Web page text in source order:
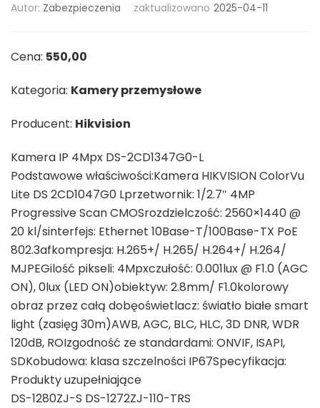
Autor: Zabezpieczenia zaktualizowano 2025-04-11
Cena: 550,00
Kategoria: Kamery przemysłowe
Producent: Hikvision
Kamera IP 4Mpx DS-2CD1347G0-L
Podstawowe właściwości:Kamera HIKVISION ColorVu
Lite DS 2CD1047G0 Lprzetwornik: 1/2.7″ 4MP
Progressive Scan CMOSrozdzielczość: 2560×1440 @
20 kl/sinterfejs: Ethernet 10Base-T/100Base-TX PoE
802.3afkompresja: H.265+/ H.265/ H.264+/ H.264/
MJPEGilość pikseli: 4Mpxczułość: 0.001lux @ F1.0 (AGC
ON), 0lux (LED ON)obiektyw: 2.8mm/ F1.0kolorowy
obraz przez całą dobęoświetlacz: światło białe smart
light (zasięg 30m)AWB, AGC, BLC, HLC, 3D DNR, WDR
120dB, ROIzgodność ze standardami: ONVIF, ISAPI,
SDKobudowa: klasa szczelności IP67Specyfikacja:
Produkty uzupełniające
DS-1280ZJ-S DS-1272ZJ-110-TRS